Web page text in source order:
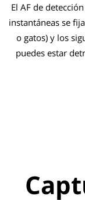
El AF de
instantáneas se
o gatos) y los
puedes estar